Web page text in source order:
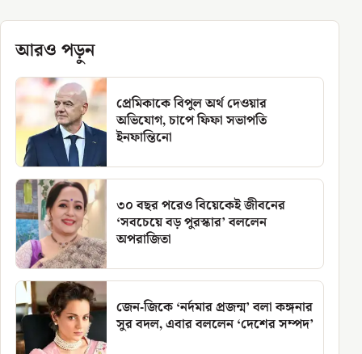
আরও পড়ুন
প্রেমিকাকে বিপুল অর্থ দেওয়ার
অভিযোগ, চাপে ফিফা সভাপতি
ইনফান্তিনো
৩০ বছর পরেও বিয়েকেই জীবনের
‘সবচেয়ে বড় পুরস্কার’ বললেন
অপরাজিতা
জেন-জিকে ‘নর্দমার প্রজন্ম’ বলা কঙ্গনার
সুর বদল, এবার বললেন ‘দেশের সম্পদ’